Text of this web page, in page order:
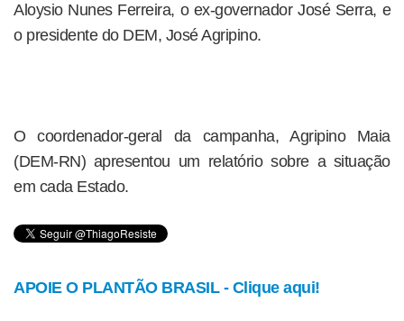
Aloysio Nunes Ferreira, o ex-governador José Serra, e
o presidente do DEM, José Agripino.
O coordenador-geral da campanha, Agripino Maia
(DEM-RN) apresentou um relatório sobre a situação
em cada Estado.
APOIE O PLANTÃO BRASIL - Clique aqui!